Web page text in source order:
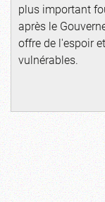
plus important
après le
offre de l'espoir
vulnérables.